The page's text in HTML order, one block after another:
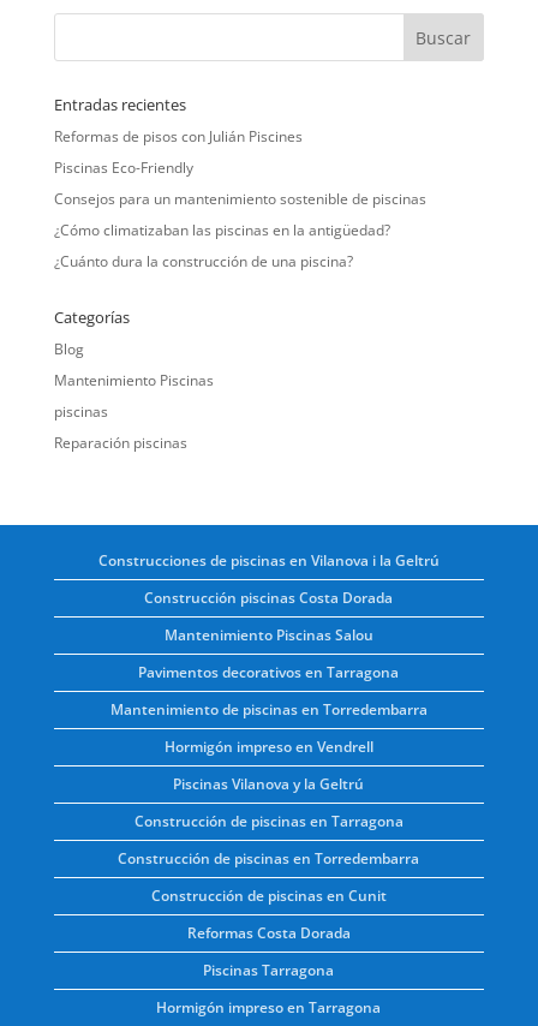
Entradas recientes
Reformas de pisos con Julián Piscines
Piscinas Eco-Friendly
Consejos para un mantenimiento sostenible de piscinas
¿Cómo climatizaban las piscinas en la antigüedad?
¿Cuánto dura la construcción de una piscina?
Categorías
Blog
Mantenimiento Piscinas
piscinas
Reparación piscinas
Construcciones de piscinas en Vilanova i la Geltrú
Construcción piscinas Costa Dorada
Mantenimiento Piscinas Salou
Pavimentos decorativos en Tarragona
Mantenimiento de piscinas en Torredembarra
Hormigón impreso en Vendrell
Piscinas Vilanova y la Geltrú
Construcción de piscinas en Tarragona
Construcción de piscinas en Torredembarra
Construcción de piscinas en Cunit
Reformas Costa Dorada
Piscinas Tarragona
Hormigón impreso en Tarragona